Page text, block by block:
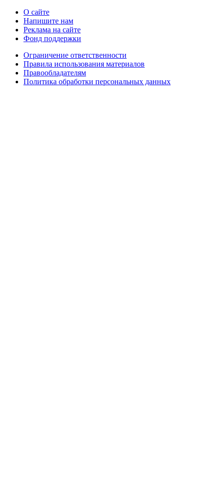
О сайте
Напишите нам
Реклама на сайте
Фонд поддержки
Ограничение ответственности
Правила использования материалов
Правообладателям
Политика обработки персональных данных